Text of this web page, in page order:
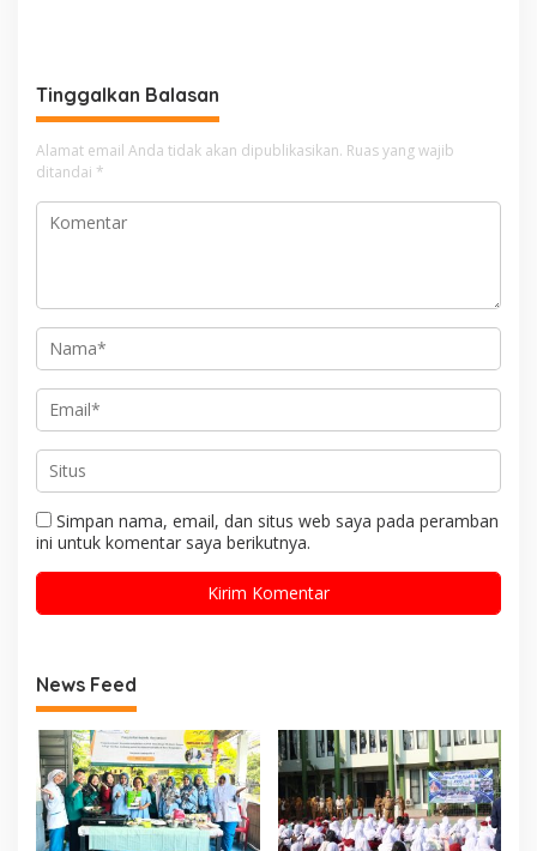
Tinggalkan Balasan
Alamat email Anda tidak akan dipublikasikan. Ruas yang wajib
ditandai *
Simpan nama, email, dan situs web saya pada peramban
ini untuk komentar saya berikutnya.
News Feed